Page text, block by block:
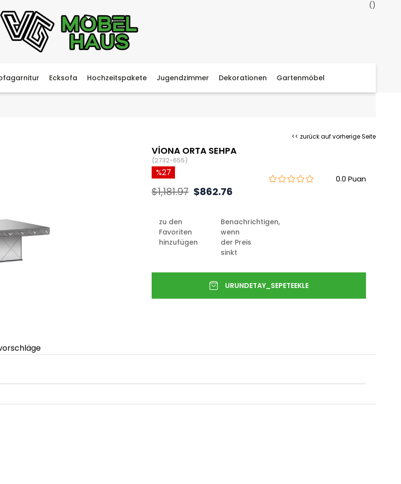
Ecksofa Hochzeitspakete Jugendzimmer Dekorationen Gartenmöbel
<< zurück auf vorherige Seite
VİONA ORTA SEHPA
(2732-655)
0.0
27
$1,181.97 $862.76
zu den
Favoriten
hinzufügen
Benachrichtigen,
wenn
der Preis
sinkt